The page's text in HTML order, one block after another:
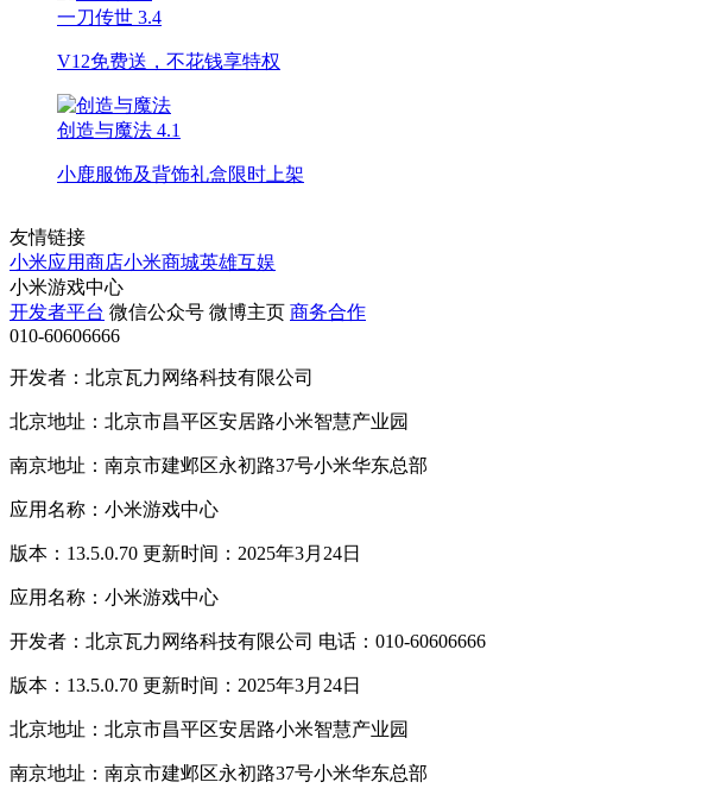
一刀传世 3.4
V12免费送，不花钱享特权
创造与魔法 4.1
小鹿服饰及背饰礼盒限时上架
友情链接
小米应用商店小米商城英雄互娱
小米游戏中心
开发者平台 微信公众号 微博主页 商务合作
010-60606666
开发者：北京瓦力网络科技有限公司
北京地址：北京市昌平区安居路小米智慧产业园
南京地址：南京市建邺区永初路37号小米华东总部
应用名称：小米游戏中心
版本：13.5.0.70 更新时间：2025年3月24日
应用名称：小米游戏中心
开发者：北京瓦力网络科技有限公司 电话：010-60606666
版本：13.5.0.70 更新时间：2025年3月24日
北京地址：北京市昌平区安居路小米智慧产业园
南京地址：南京市建邺区永初路37号小米华东总部